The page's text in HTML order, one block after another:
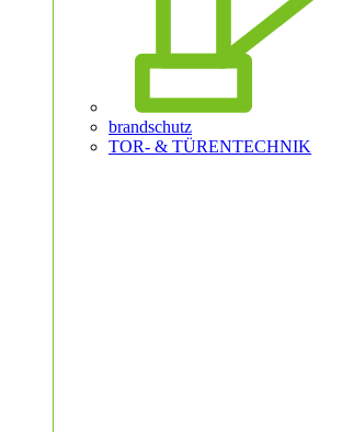
brandschutz
TOR- & TÜRENTECHNIK